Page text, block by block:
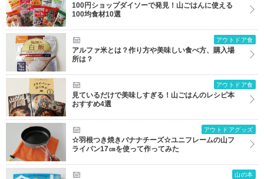
100円ショップダイソーで発見！山ごはんに使える
100均食材10選
アウトドア食
アルファ米とは？作り方や美味しい食べ方、購入場
所は？
アウトドア食
見ているだけで美味しすぎる！山ごはんのレシピ本
おすすめ4選
アウトドアグッズ
☆羽根つき焼きバナナチーズ☆ユニフレームの山フ
ライパン17㎝を使って作ってみた
山の本